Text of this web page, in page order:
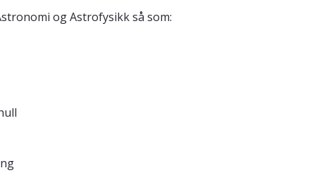
og Astrofysikk så som: